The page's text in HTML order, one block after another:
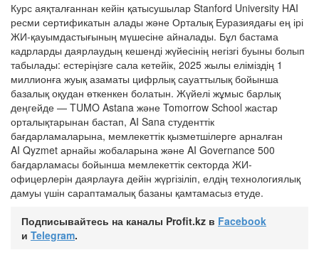
Курс аяқталғаннан кейін қатысушылар Stanford University HAI
ресми сертификатын алады және Орталық Еуразиядағы ең ірі
ЖИ-қауымдастығының мүшесіне айналады. Бұл бастама
кадрларды даярлаудың кешенді жүйесінің негізгі буыны болып
табылады: естеріңізге сала кетейік, 2025 жылы еліміздің 1
миллионға жуық азаматы цифрлық сауаттылық бойынша
базалық оқудан өткенкен болатын. Жүйелі жұмыс барлық
деңгейде — TUMO Astana және Tomorrow School жастар
орталықтарынан бастап, AI Sana студенттік
бағдарламаларына, мемлекеттік қызметшілерге арналған
AI Qyzmet арнайы жобаларына және AI Governance 500
бағдарламасы бойынша мемлекеттік секторда ЖИ-
офицерлерін даярлауға дейін жүргізіліп, елдің технологиялық
дамуы үшін сараптамалық базаны қамтамасыз етуде.
Подписывайтесь на каналы Profit.kz в Facebook
и Telegram.